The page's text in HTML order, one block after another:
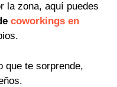
la zona, aquí puedes
coworkings en
que te sorprende,